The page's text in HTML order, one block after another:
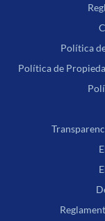
Política
Política de